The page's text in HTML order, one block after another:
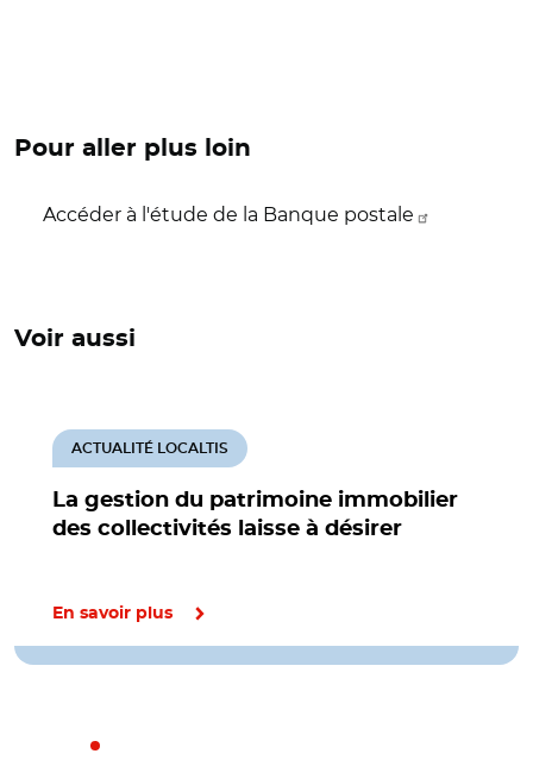
Pour aller plus loin
Accéder à l'étude de la Banque postale
Voir aussi
La gestion du patrimoine immobilier
des collectivités laisse à désirer
ACTUALITÉ LOCALTIS
En savoir plus